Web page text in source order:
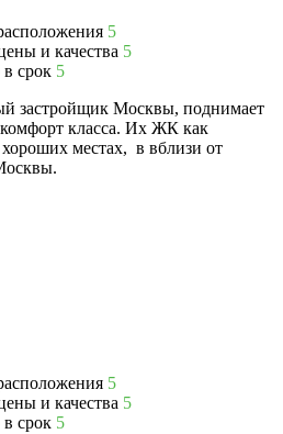
5
и качества 5
в срок 5
застройщик Москвы, поднимает
класса. Их ЖК как
хороших местах, в вблизи от
5
и качества 5
в срок 5